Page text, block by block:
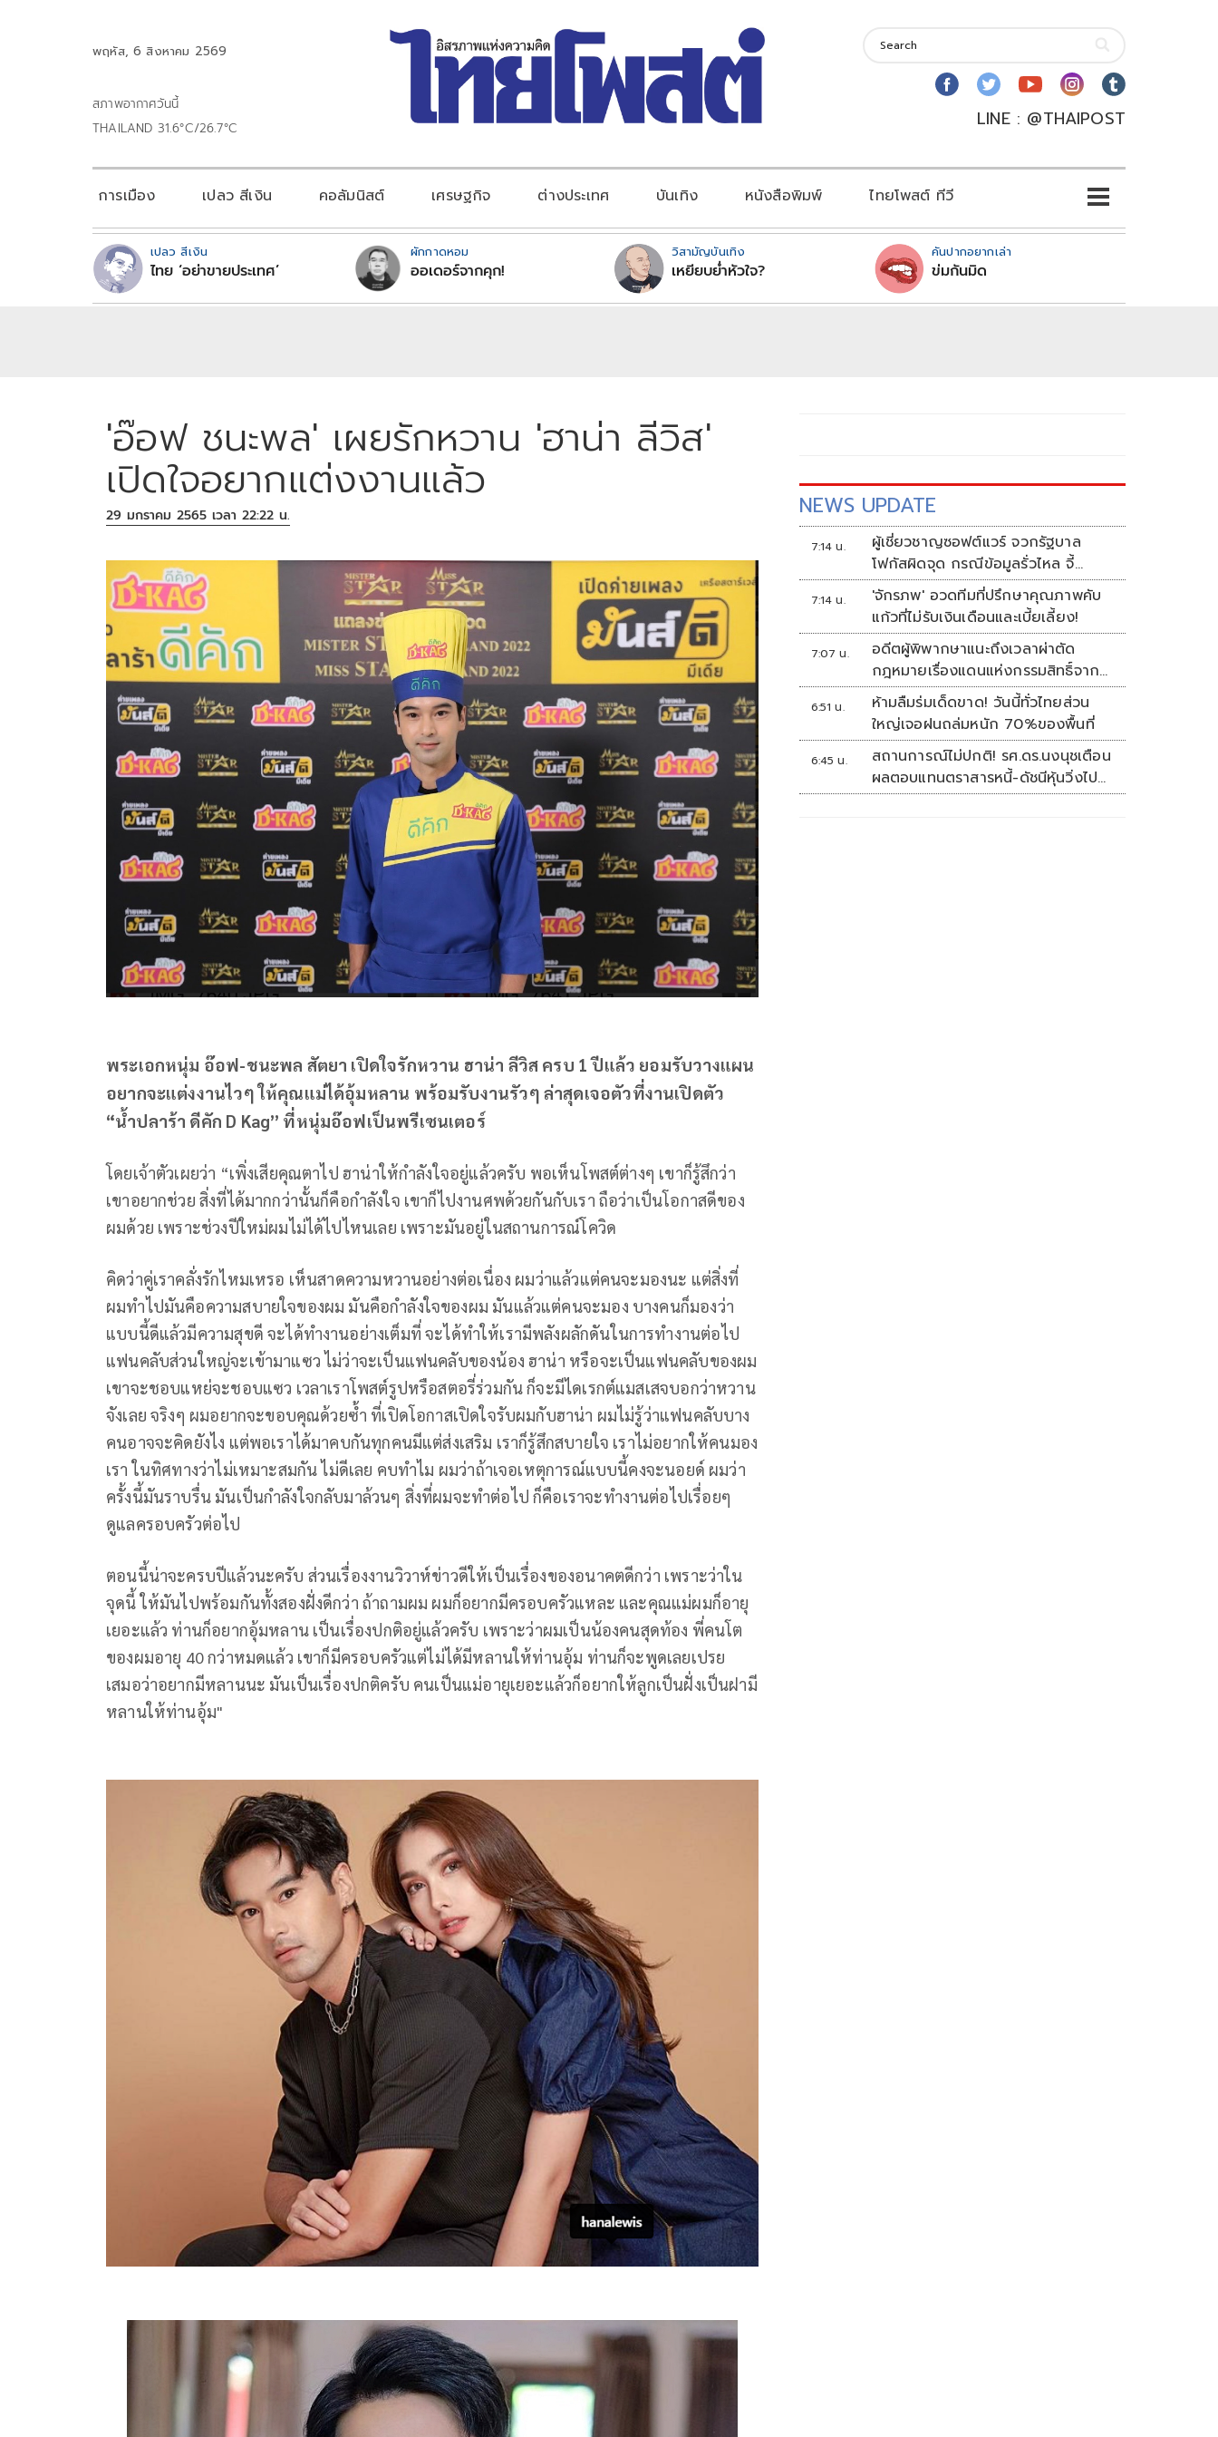
พฤหัส, 6 สิงหาคม 2569
สภาพอากาศวันนี้
THAILAND 31.6°C/26.7°C
LINE : @THAIPOST
การเมือง เปลว สีเงิน คอลัมนิสต์ เศรษฐกิจ ต่างประเทศ บันเทิง หนังสือพิมพ์ ไทยโพสต์ ทีวี
เปลว สีเงิน
ไทย ‘อย่าขายประเทศ’
ผักกาดหอม
ออเดอร์จากคุก!
วิสามัญบันเทิง
เหยียบย่ำหัวใจ?
คันปากอยากเล่า
ข่มกันมิด
'อ๊อฟ ชนะพล' เผยรักหวาน 'ฮาน่า ลีวิส'
เปิดใจอยากแต่งงานแล้ว
29 มกราคม 2565 เวลา 22:22 น.
พระเอกหนุ่ม อ๊อฟ-ชนะพล สัตยา เปิดใจรักหวาน ฮาน่า ลีวิส ครบ 1 ปีแล้ว ยอมรับวางแผน
อยากจะแต่งงานไวๆ ให้คุณแม่ได้อุ้มหลาน พร้อมรับงานรัวๆ ล่าสุดเจอตัวที่งานเปิดตัว
“น้ำปลาร้า ดีคัก D Kag” ที่หนุ่มอ๊อฟเป็นพรีเซนเตอร์
โดยเจ้าตัวเผยว่า “เพิ่งเสียคุณตาไป ฮาน่าให้กำลังใจอยู่แล้วครับ พอเห็นโพสต์ต่างๆ เขาก็รู้สึกว่า
เขาอยากช่วย สิ่งที่ได้มากกว่านั้นก็คือกำลังใจ เขาก็ไปงานศพด้วยกันกับเรา ถือว่าเป็นโอกาสดีของ
ผมด้วย เพราะช่วงปีใหม่ผมไม่ได้ไปไหนเลย เพราะมันอยู่ในสถานการณ์โควิด
คิดว่าคู่เราคลั่งรักไหมเหรอ เห็นสาดความหวานอย่างต่อเนื่อง ผมว่าแล้วแต่คนจะมองนะ แต่สิ่งที่
ผมทำไปมันคือความสบายใจของผม มันคือกำลังใจของผม มันแล้วแต่คนจะมอง บางคนก็มองว่า
แบบนี้ดีแล้วมีความสุขดี จะได้ทำงานอย่างเต็มที่ จะได้ทำให้เรามีพลังผลักดันในการทำงานต่อไป
แฟนคลับส่วนใหญ่จะเข้ามาแซว ไม่ว่าจะเป็นแฟนคลับของน้อง ฮาน่า หรือจะเป็นแฟนคลับของผม
เขาจะชอบแหย่จะชอบแซว เวลาเราโพสต์รูปหรือสตอรี่ร่วมกัน ก็จะมีไดเรกต์แมสเสจบอกว่าหวาน
จังเลย จริงๆ ผมอยากจะขอบคุณด้วยซ้ำ ที่เปิดโอกาสเปิดใจรับผมกับฮาน่า ผมไม่รู้ว่าแฟนคลับบาง
คนอาจจะคิดยังไง แต่พอเราได้มาคบกันทุกคนมีแต่ส่งเสริม เราก็รู้สึกสบายใจ เราไม่อยากให้คนมอง
เรา ในทิศทางว่าไม่เหมาะสมกัน ไม่ดีเลย คบทำไม ผมว่าถ้าเจอเหตุการณ์แบบนี้คงจะนอยด์ ผมว่า
ครั้งนี้มันราบรื่น มันเป็นกำลังใจกลับมาล้วนๆ สิ่งที่ผมจะทำต่อไป ก็คือเราจะทำงานต่อไปเรื่อยๆ
ดูแลครอบครัวต่อไป
ตอนนี้น่าจะครบปีแล้วนะครับ ส่วนเรื่องงานวิวาห์ข่าวดีให้เป็นเรื่องของอนาคตดีกว่า เพราะว่าใน
จุดนี้ ให้มันไปพร้อมกันทั้งสองฝั่งดีกว่า ถ้าถามผม ผมก็อยากมีครอบครัวแหละ และคุณแม่ผมก็อายุ
เยอะแล้ว ท่านก็อยากอุ้มหลาน เป็นเรื่องปกติอยู่แล้วครับ เพราะว่าผมเป็นน้องคนสุดท้อง พี่คนโต
ของผมอายุ 40 กว่าหมดแล้ว เขาก็มีครอบครัวแต่ไม่ได้มีหลานให้ท่านอุ้ม ท่านก็จะพูดเลยเปรย
เสมอว่าอยากมีหลานนะ มันเป็นเรื่องปกติครับ คนเป็นแม่อายุเยอะแล้วก็อยากให้ลูกเป็นฝั่งเป็นฝามี
หลานให้ท่านอุ้ม"
NEWS UPDATE
7:14 น.
ผู้เชี่ยวชาญซอฟต์แวร์ จวกรัฐบาล
โฟกัสผิดจุด กรณีข้อมูลรั่วไหล จี้
เอาผิดผู้ควบคุม-เจ้าของระบบตาม
กฎหมาย PDPA
7:14 น.
'จักรภพ' อวดทีมที่ปรึกษาคุณภาพคับ
แก้วที่ไม่รับเงินเดือนและเบี้ยเลี้ยง!
7:07 น.
อดีตผู้พิพากษาแนะถึงเวลาผ่าตัด
กฎหมายเรื่องแดนแห่งกรรมสิทธิ์จาก
สวรรค์ถึงนรก!
6:51 น.
ห้ามลืมร่มเด็ดขาด! วันนี้ทั่วไทยส่วน
ใหญ่เจอฝนถล่มหนัก 70%ของพื้นที่
6:45 น.
สถานการณ์ไม่ปกติ! รศ.ดร.นงนุชเตือน
ผลตอบแทนตราสารหนี้-ดัชนีหุ้นวิ่งไป
ทิศเดียวกัน